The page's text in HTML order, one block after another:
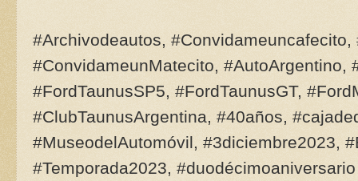
#Archivodeautos, #Convidameuncafecito,
#ConvidameunMatecito, #AutoArgentino,
#FordTaunusSP5, #FordTaunusGT,
#ClubTaunusArgentina, #40años,
#MuseodelAutomóvil, #3diciembre2023,
#Temporada2023, #duodécimoaniversario